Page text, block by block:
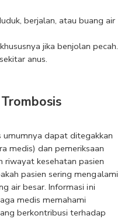
berjalan, atau buang air
jika benjolan pecah.
anus.
dapat ditegakkan
medis) dan pemeriksaan
riwayat kesehatan pasien
pasien sering mengalami
air besar. Informasi ini
medis memahami
berkontribusi terhadap